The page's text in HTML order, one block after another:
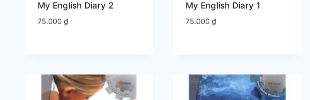
My English Diary 2
75.000 ₫
My English Diary 1
75.000 ₫